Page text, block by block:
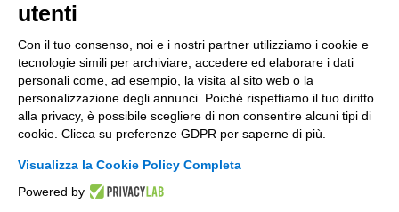
Incentivi per le imprese
Bandi
Fondi Europei
Consulenza
ESG
Finanza
utenti
Con il tuo consenso, noi e i nostri partner utilizziamo i cookie e
tecnologie simili per archiviare, accedere ed elaborare i dati
personali come, ad esempio, la visita al sito web o la
personalizzazione degli annunci. Poiché rispettiamo il tuo diritto
alla privacy, è possibile scegliere di non consentire alcuni tipi di
cookie. Clicca su preferenze GDPR per saperne di più.
Visualizza la Cookie Policy Completa
Powered by